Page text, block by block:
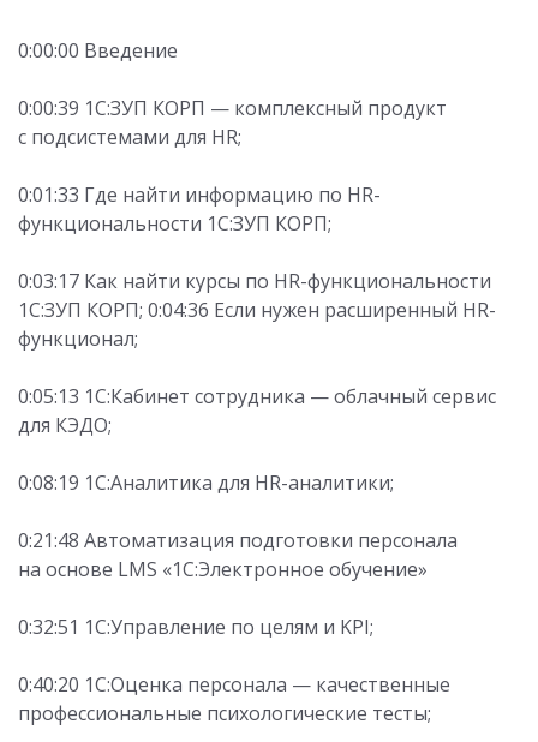
0:00:00 Введение
0:00:39 1С:ЗУП КОРП — комплексный продукт
с подсистемами для HR;
0:01:33 Где найти информацию по HR-
функциональности 1С:ЗУП КОРП;
0:03:17 Как найти курсы по HR-функциональности
1С:ЗУП КОРП; 0:04:36 Если нужен расширенный HR-
функционал;
0:05:13 1С:Кабинет сотрудника — облачный сервис
для КЭДО;
0:08:19 1С:Аналитика для HR-аналитики;
0:21:48 Автоматизация подготовки персонала
на основе LMS «1С:Электронное обучение»
0:32:51 1С:Управление по целям и KPI;
0:40:20 1С:Оценка персонала — качественные
профессиональные психологические тесты;